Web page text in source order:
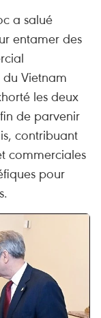
a salué
entamer des
Vietnam
les deux
de parvenir
contribuant
commerciales
pour